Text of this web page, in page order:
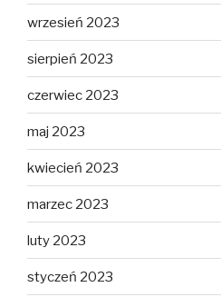
wrzesień 2023
sierpień 2023
czerwiec 2023
maj 2023
kwiecień 2023
marzec 2023
luty 2023
styczeń 2023